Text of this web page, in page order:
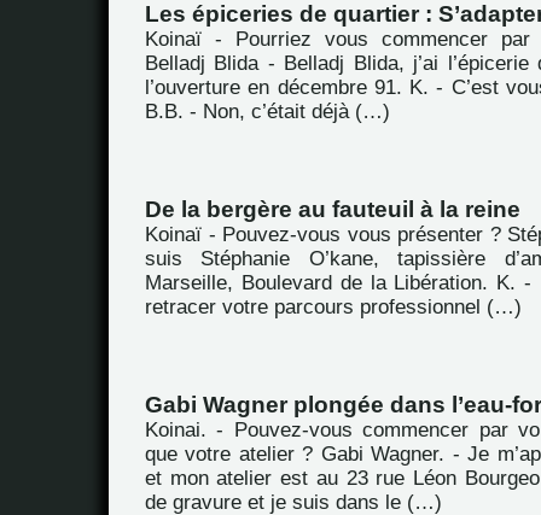
Les épiceries de quartier :
Koinaï - Pourriez vous commencer
Belladj Blida - Belladj Blida, j’ai l’épicerie
l’ouverture en décembre 91. K. - C’est
B.B. - Non, c’était déjà (…)
De la bergère au fauteuil à la reine
Koinaï - Pouvez-vous vous présenter ?
suis Stéphanie O’kane, tapissière
Marseille, Boulevard de la Libération. K. -
retracer votre parcours professionnel (…)
Gabi Wagner plongée dans l’eau-
Koinai. - Pouvez-vous commencer par
que votre atelier ? Gabi Wagner. - Je
et mon atelier est au 23 rue Léon
de gravure et je suis dans le (…)